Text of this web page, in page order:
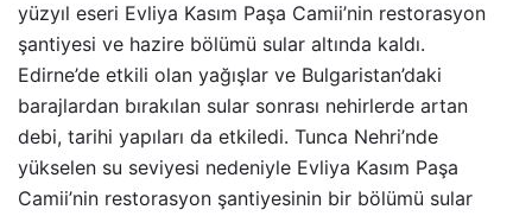
yüzyıl eseri Evliya Kasım Paşa Camii’nin restorasyon
şantiyesi ve hazire bölümü sular altında kaldı.
Edirne’de etkili olan yağışlar ve Bulgaristan’daki
barajlardan bırakılan sular sonrası nehirlerde artan
debi, tarihi yapıları da etkiledi. Tunca Nehri’nde
yükselen su seviyesi nedeniyle Evliya Kasım Paşa
Camii’nin restorasyon şantiyesinin bir bölümü sular